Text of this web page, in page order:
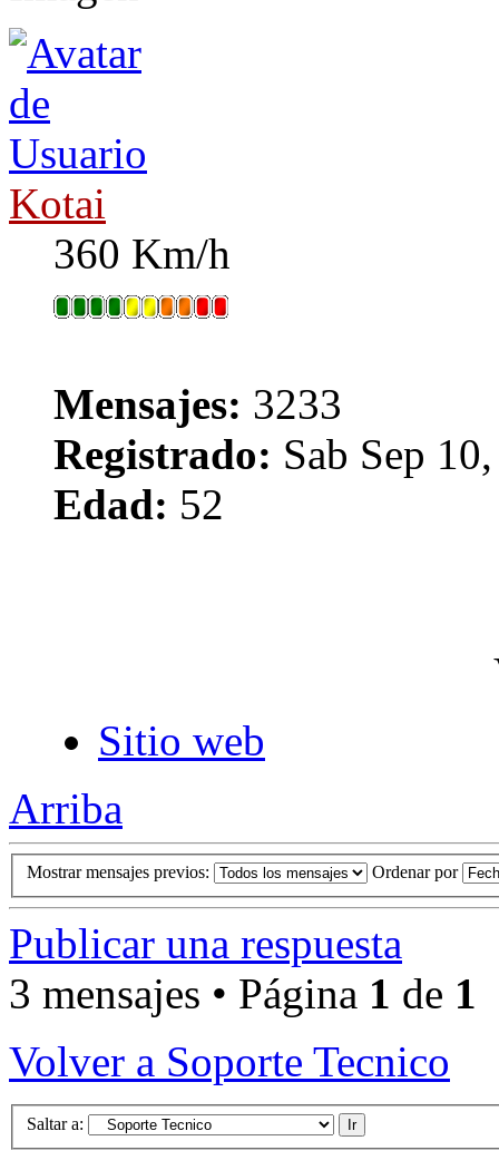
Kotai
360 Km/h
Mensajes: 3233
Registrado: Sab Sep
Edad: 52
Sitio web
Arriba
Mostrar mensajes previos: Ordenar por
Publicar una respuesta
3 mensajes • Página 1 de 1
Volver a Soporte Tecnico
Saltar a: